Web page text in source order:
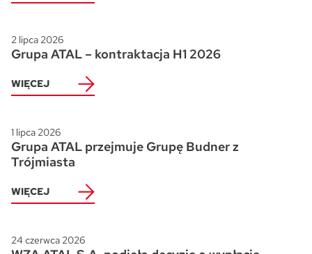
2 lipca 2026
Grupa ATAL – kontraktacja H1 2026
WIĘCEJ
1 lipca 2026
Grupa ATAL przejmuje Grupę Budner z
Trójmiasta
WIĘCEJ
24 czerwca 2026